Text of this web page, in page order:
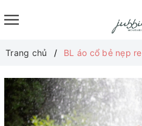
Trang chủ BL áo cổ bẻ nẹp